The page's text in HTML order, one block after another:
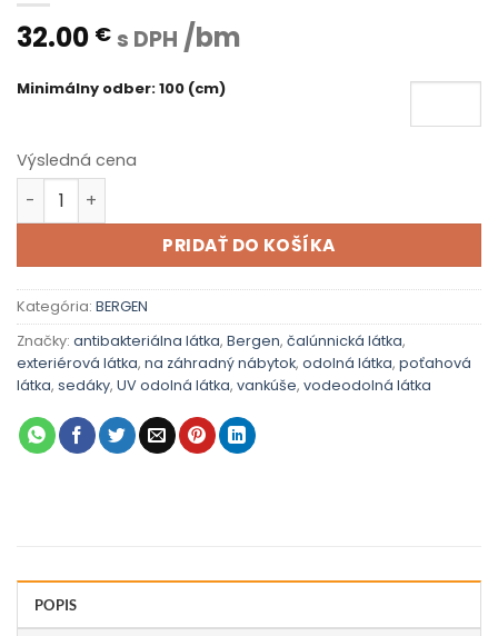
32.00 € s DPH /bm
Minimálny odber: 100 (cm)
Výsledná cena
množstvo Bergen Taupe (šedohnedá)
PRIDAŤ DO KOŠÍKA
Kategória: BERGEN
Značky: antibakteriálna látka, Bergen, čalúnnická látka,
exteriérová látka, na záhradný nábytok, odolná látka, poťahová
látka, sedáky, UV odolná látka, vankúše, vodeodolná látka
POPIS